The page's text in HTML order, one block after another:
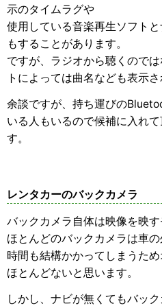
示のタイムラグや
使用している音楽再生ソフト
もすることがあります。
ですが、ラジオから聴くので
トによっては曲名なども表示
余談ですが、持ち運びの
いる人もいるので候補に入れ
す。
レンタカーのバックカメラ
バックカメラ自体は映像を映す
ほとんどのバックカメラは車
時間も結構かかってしまうた
ほとんどないと思います。
しかし、ナビが無くてもバッ